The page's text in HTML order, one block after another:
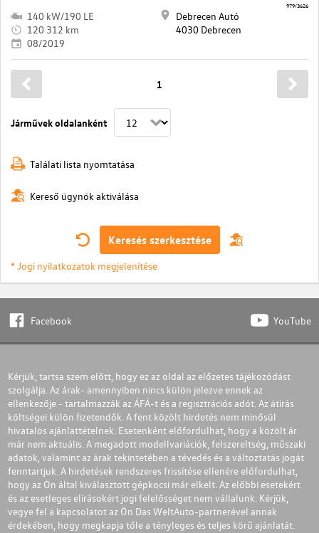
140 kW/190 LE
120 312 km
08/2019
Debrecen Autó
4030 Debrecen
979/3626
Járművek oldalanként
1
Találati lista nyomtatása
Kereső ügynök aktiválása
Keresés szerkesztése
* Jogi nyilatkozatok megjelenítése
Facebook YouTube
Kérjük, tartsa szem előtt, hogy ez az oldal az előzetes tájékozódást
szolgálja. Az árak- amennyiben nincs külön jelezve ennek az
ellenkezője - tartalmazzák az ÁFÁ-t és a regisztrációs adót. Az átírás
költségei külön fizetendők. A fent közölt hirdetés nem minősül
hivatalos ajánlattételnek. Esetenként előfordulhat, hogy a közölt ár
már nem aktuális. A megadott modellvariációk, felszereltség, műszaki
adatok, valamint az árak tekintetében a tévedés és a változtatás jogát
fenntartjuk. A hirdetések rendszeres frissítése ellenére előfordulhat,
hogy az Ön által kiválasztott gépkocsi már elkelt. Az előbbi esetekért
és az esetleges elírásokért jogi felelősséget nem vállalunk. Kérjük,
vegye fel a kapcsolatot az Ön Das WeltAuto-partnerével annak
érdekében, hogy megkapja tőle a tényleges és teljes körű ajánlatát.